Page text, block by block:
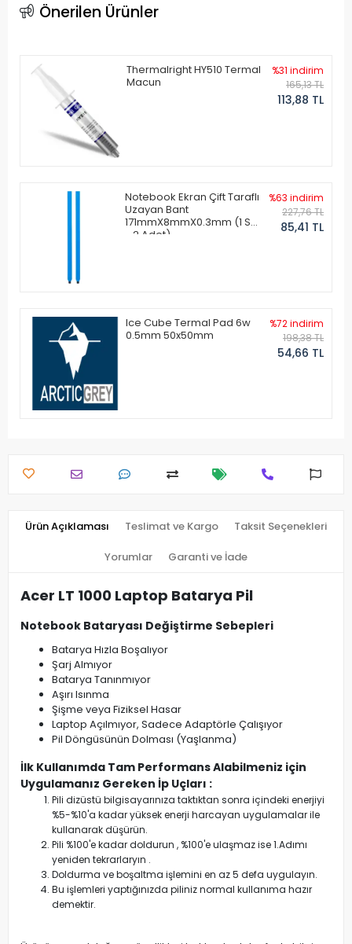
Önerilen Ürünler
Thermalright HY510 Termal
Macun
%31 indirim
165,13 TL
113,88 TL
Notebook Ekran Çift Taraflı
Uzayan Bant
171mmX8mmX0.3mm (1 Set
- 2 Adet)
%63 indirim
227,76 TL
85,41 TL
Ice Cube Termal Pad 6w
0.5mm 50x50mm
%72 indirim
198,38 TL
54,66 TL
Ürün Açıklaması Teslimat ve Kargo Taksit Seçenekleri
Yorumlar Garanti ve İade
Acer LT 1000 Laptop Batarya Pil
Notebook Bataryası Değiştirme Sebepleri
Batarya Hızla Boşalıyor
Şarj Almıyor
Batarya Tanınmıyor
Aşırı Isınma
Şişme veya Fiziksel Hasar
Laptop Açılmıyor, Sadece Adaptörle Çalışıyor
Pil Döngüsünün Dolması (Yaşlanma)
İlk Kullanımda Tam Performans Alabilmeniz için
Uygulamanız Gereken İp Uçları :
Pili dizüstü bilgisayarınıza taktıktan sonra içindeki enerjiyi
%5-%10'a kadar yüksek enerji harcayan uygulamalar ile
kullanarak düşürün.
Pili %100'e kadar doldurun , %100'e ulaşmaz ise 1.Adımı
yeniden tekrarlaryın .
Doldurma ve boşaltma işlemini en az 5 defa uygulayın.
Bu işlemleri yaptığınızda piliniz normal kullanıma hazır
demektir.